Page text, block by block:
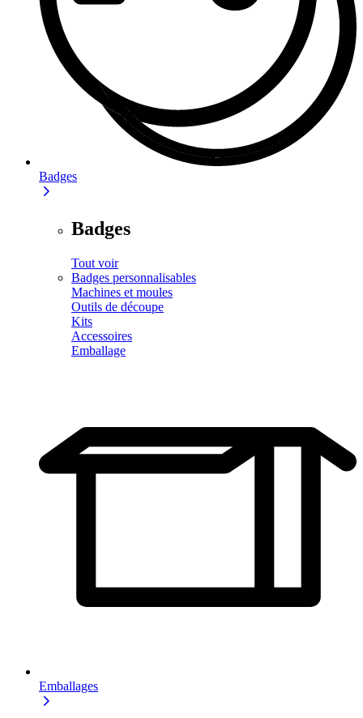
Badges
Badges
Tout voir
Badges personnalisables
Machines et moules
Outils de découpe
Kits
Accessoires
Emballage
Emballages